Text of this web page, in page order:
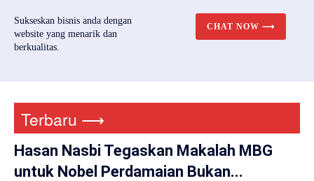
Sukseskan bisnis anda dengan
website yang menarik dan
berkualitas.
CHAT NOW ⟶
Terbaru ⟶
Hasan Nasbi Tegaskan Makalah MBG
untuk Nobel Perdamaian Bukan...